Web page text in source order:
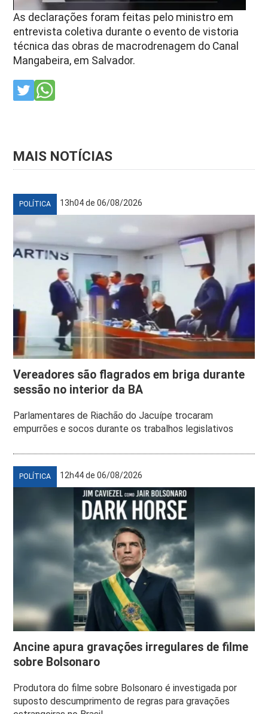
As declarações foram feitas pelo ministro em
entrevista coletiva durante o evento de vistoria
técnica das obras de macrodrenagem do Canal
Mangabeira, em Salvador.
MAIS NOTÍCIAS
POLÍTICA 13h04 de 06/08/2026
Vereadores são flagrados em briga durante
sessão no interior da BA
Parlamentares de Riachão do Jacuípe trocaram
empurrões e socos durante os trabalhos legislativos
POLÍTICA 12h44 de 06/08/2026
Ancine apura gravações irregulares de filme
sobre Bolsonaro
Produtora do filme sobre Bolsonaro é investigada por
suposto descumprimento de regras para gravações